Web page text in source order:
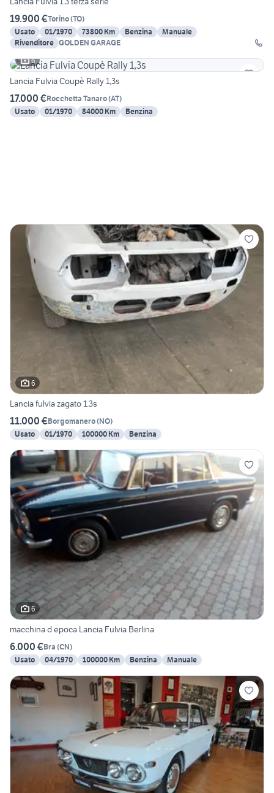
19.900 €Torino(TO)
Usato
01/1970 73800 Km Benzina
Manuale
Rivenditore GOLDEN GARAGE
6
Lancia Fulvia Coupè Rally 1,3s
17.000 €Rocchetta Tanaro(AT)
Usato
01/1970 84000 Km Benzina
6
Lancia fulvia zagato 1.3s
11.000 €Borgomanero(NO)
Usato
01/1970 100000 Km Benzina
6
macchina d epoca Lancia Fulvia Berlina
6.000 €Bra (CN)
Usato
04/1970 100000 Km Benzina Manuale